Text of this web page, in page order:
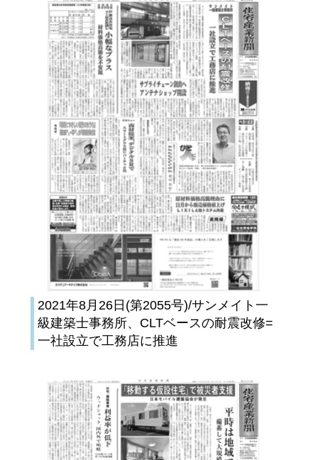
2021年8月26日(第2055号)/サンメイト一
級建築士事務所、CLTベースの耐震改修=
一社設立で工務店に推進